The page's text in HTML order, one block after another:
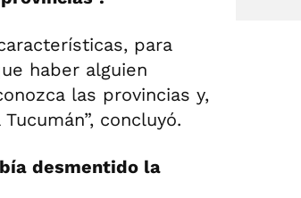
para
haber alguien
las provincias y,
concluyó.
desmentido la